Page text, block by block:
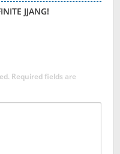
JJANG!
Required fields are